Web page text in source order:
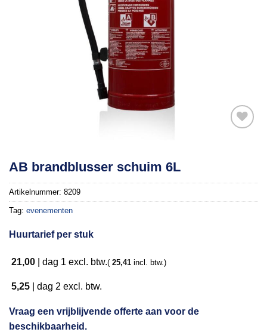
verlanglijst
AB brandblusser schuim 6L
Artikelnummer: 8209
Tag: evenementen
Huurtarief per stuk
21,00 dag 1 excl. btw.( 25,41 incl. btw.)
5,25 dag 2 excl. btw.
Vraag een vrijblijvende offerte aan voor de
beschikbaarheid.